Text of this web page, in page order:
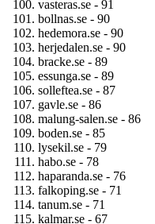
vasteras.se - 91
bollnas.se - 90
hedemora.se - 90
herjedalen.se - 90
bracke.se - 89
essunga.se - 89
solleftea.se - 87
gavle.se - 86
malung-salen.se - 86
boden.se - 85
lysekil.se - 79
habo.se - 78
haparanda.se - 76
falkoping.se - 71
tanum.se - 71
kalmar.se - 67